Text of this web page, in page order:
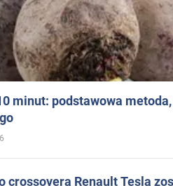
minut: podstawowa
6
crossovera Renault Tesla